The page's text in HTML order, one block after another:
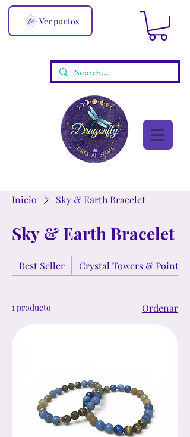
Ver puntos
Inicio Sky & Earth Bracelet
Sky & Earth Bracelet
Best Seller Crystal Towers & Points
1 producto Ordenar